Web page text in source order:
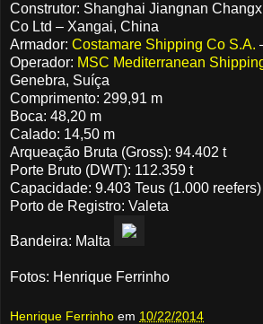
Construtor: Shanghai Jiangnan
Co Ltd – Xangai, China
Armador: Costamare Shipping Co S.A.
Operador: MSC Mediterranean
Genebra, Suíça
Comprimento: 299,91 m
Boca: 48,20 m
Calado: 14,50 m
Arqueação Bruta (Gross): 94.402 t
Porte Bruto (DWT): 112.359 t
Capacidade: 9.403 Teus (1.000 reefers)
Porto de Registro: Valeta
Bandeira: Malta
Fotos: Henrique Ferrinho
Henrique Ferrinho em 10/22/2014